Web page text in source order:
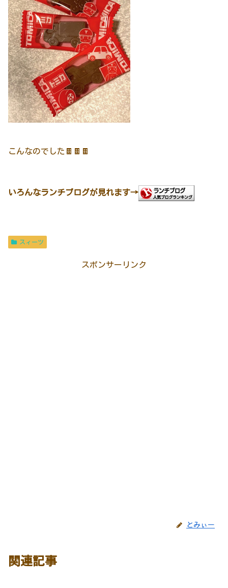
こんなのでした🍫🍫🍫
いろんなランチブログが見れます→
スィーツ
スポンサーリンク
とみぃー
関連記事